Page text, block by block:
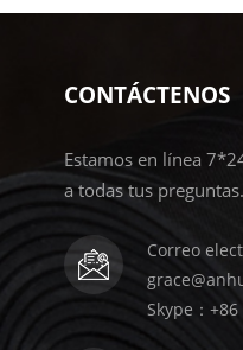
CONTÁCTENOS
Estamos en línea
a todas tus preguntas.
Correo
Skype：